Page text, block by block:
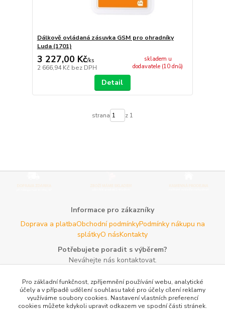
Dálkově ovládaná zásuvka GSM pro ohradníky
Luda (1701)
3 227,00 Kč/ks
2 666,94 Kč bez DPH
skladem u
dodavatele (10 dnů)
Detail
strana z 1
Informace pro zákazníky
Doprava a platbaObchodní podmínkyPodmínky nákupu na
splátkyO násKontakty
Potřebujete poradit s výběrem?
Neváhejte nás kontaktovat.
Email:info@agroczechia.cz- kdykoliv
Užitečné informace
Pro základní funkčnost, zpříjemnění používání webu, analytické
účely a v případě udělení souhlasu také pro účely cílení reklamy
využíváme soubory cookies. Nastavení vlastních preferencí
cookies můžete kdykoli upravit odkazem ve spodní části stránek.